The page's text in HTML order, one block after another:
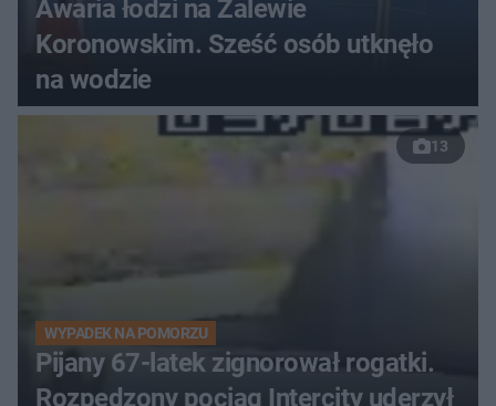
Awaria łodzi na Zalewie
Koronowskim. Sześć osób utknęło
na wodzie
13
WYPADEK NA POMORZU
Pijany 67-latek zignorował rogatki.
Rozpędzony pociąg Intercity uderzył